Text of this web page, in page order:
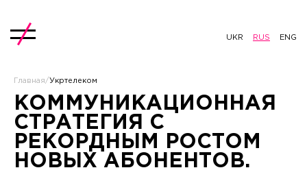
UKR RUS ENG
Главная/ Укртелеком
КОММУНИКАЦИОННАЯ
СТРАТЕГИЯ С
РЕКОРДНЫМ РОСТОМ
НОВЫХ АБОНЕНТОВ.